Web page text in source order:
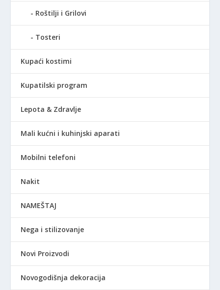
Roštilji i Grilovi
Tosteri
Kupaći kostimi
Kupatilski program
Lepota & Zdravlje
Mali kućni i kuhinjski aparati
Mobilni telefoni
Nakit
NAMEŠTAJ
Nega i stilizovanje
Novi Proizvodi
Novogodišnja dekoracija